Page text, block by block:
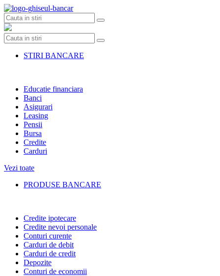
Skip
to
content
STIRI BANCARE
Educatie financiara
Banci
Asigurari
Leasing
Pensii
Bursa
Credite
Carduri
Vezi toate
PRODUSE BANCARE
Credite ipotecare
Credite nevoi personale
Conturi curente
Carduri de debit
Carduri de credit
Depozite
Conturi de economii